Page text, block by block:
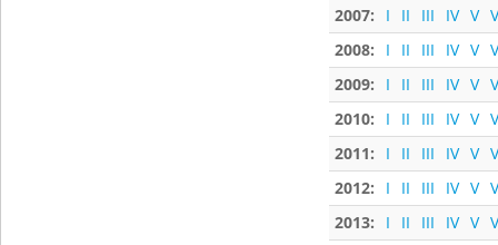
2007:
I II III IV V
2008:
I II III IV V
2009:
I II III IV V
2010:
I II III IV V
2011:
I II III IV V
2012:
I II III IV V
2013:
I II III IV V